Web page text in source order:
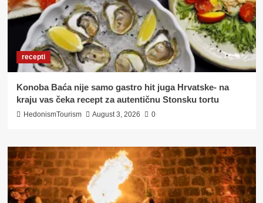
recepti
Konoba Baća nije samo gastro hit juga Hrvatske- na
kraju vas čeka recept za autentičnu Stonsku tortu
HedonismTourism August 3, 2026 0